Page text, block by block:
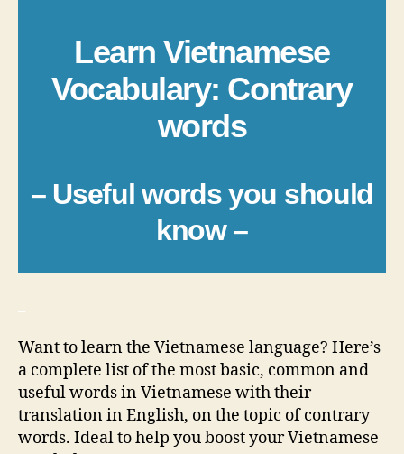
Learn Vietnamese
Vocabulary: Contrary
words
– Useful words you should
know –
Want to learn the Vietnamese language? Here’s
a complete list of the most basic, common and
useful words in Vietnamese with their
translation in English, on the topic of contrary
words. Ideal to help you boost your Vietnamese